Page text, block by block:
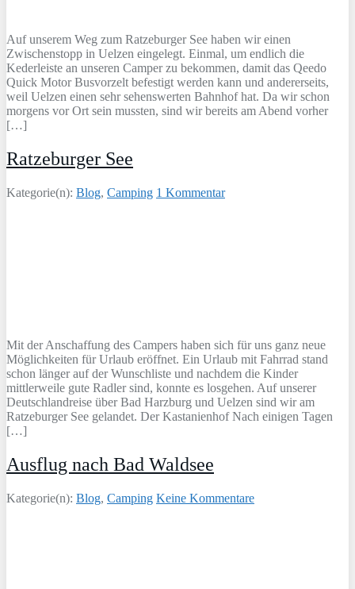
Auf unserem Weg zum Ratzeburger See haben wir einen
Zwischenstopp in Uelzen eingelegt. Einmal, um endlich die
Kederleiste an unseren Camper zu bekommen, damit das Qeedo
Quick Motor Busvorzelt befestigt werden kann und andererseits,
weil Uelzen einen sehr sehenswerten Bahnhof hat. Da wir schon
morgens vor Ort sein mussten, sind wir bereits am Abend vorher
[…]
Ratzeburger See
Kategorie(n): Blog, Camping 1 Kommentar
Mit der Anschaffung des Campers haben sich für uns ganz neue
Möglichkeiten für Urlaub eröffnet. Ein Urlaub mit Fahrrad stand
schon länger auf der Wunschliste und nachdem die Kinder
mittlerweile gute Radler sind, konnte es losgehen. Auf unserer
Deutschlandreise über Bad Harzburg und Uelzen sind wir am
Ratzeburger See gelandet. Der Kastanienhof Nach einigen Tagen
[…]
Ausflug nach Bad Waldsee
Kategorie(n): Blog, Camping Keine Kommentare